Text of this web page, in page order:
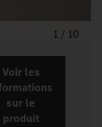
1 / 10
Voir les
sur le
produit